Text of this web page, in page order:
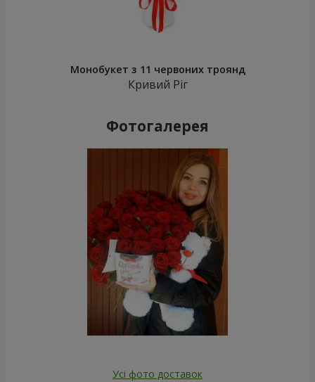
Монобукет з 11 червоних троянд
Кривий Ріг
Фотогалерея
Усі фото доставок